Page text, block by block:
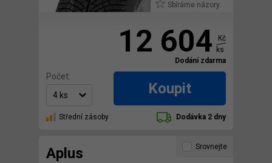
Sbíráme názory.
12 604
Kč
ks
Dodání zdarma
Počet:
Koupit
Střední zásoby Dodávka 2 dny
Aplus Srovnejte